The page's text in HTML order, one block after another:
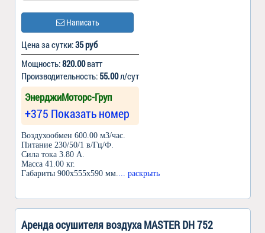
Написать
Цена за сутки:35 руб
Мощность:820.00ватт
Производительность: 55.00л/сут
ЭнерджиМоторс-Груп
+375 Показать номер
Воздухообмен 600.00 м3/час.
Питание 230/50/1 в/Гц/Ф.
Сила тока 3.80 А.
Масса 41.00 кг.
Габариты 900x555x590 мм.... раскрыть
Аренда осушителя воздуха MASTER DH 752